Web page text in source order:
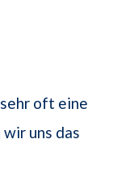
oft eine
uns das